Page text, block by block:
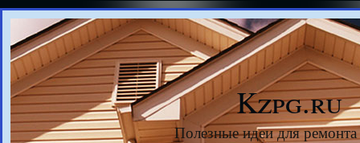
Kzpg.ru
Полезные идеи для